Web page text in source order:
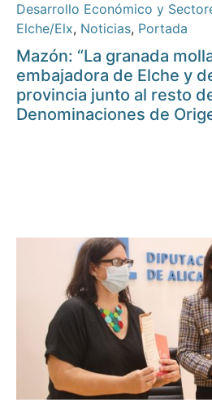
Desarrollo Económico y
Elche/Elx, Noticias, Portada
Mazón: “La granada
embajadora de Elche y
provincia junto al resto
Denominaciones de